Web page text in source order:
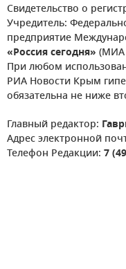
Свидетельство о
Учредитель:
предприятие
«Россия сегодня» (МИА
При любом
РИА Новости Крым
обязательна не ниже
Главный редактор:
Адрес электронной
Телефон Редакции: 7